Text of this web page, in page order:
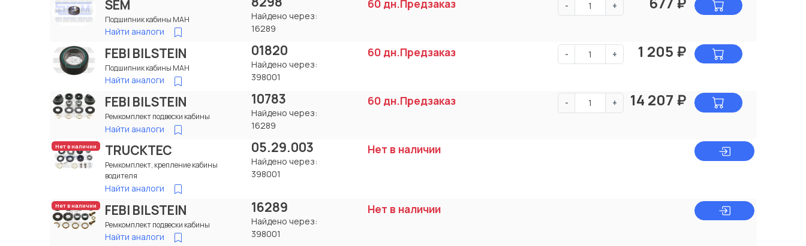
SEM
Подшипник кабины МАН
Найти аналоги
Найдено через:
16289
60 дн.Предзаказ - +
FEBI BILSTEIN
Подшипник кабины МАН
Найти аналоги
01820
Найдено через:
398001
60 дн.Предзаказ - + 1 205 ₽
FEBI BILSTEIN
Ремкомплект подвески кабины
Найти аналоги
10783
Найдено через:
16289
60 дн.Предзаказ - + 14 207 ₽
Нет в наличии TRUCKTEC
Ремкомплект, крепление кабины
водителя
Найти аналоги
05.29.003
Найдено через:
398001
Нет в наличии
Нет в наличии FEBI BILSTEIN
Ремкомплект подвески кабины
Найти аналоги
16289
Найдено через:
398001
Нет в наличии